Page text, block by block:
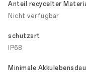
Anteil recycelter
Nicht verfügbar
schutzart
IP68
Minimale